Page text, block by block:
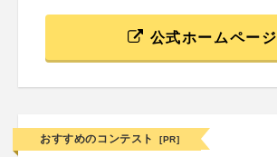
公式ホームページ
おすすめのコンテスト [PR]